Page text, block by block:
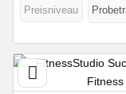
Preisniveau